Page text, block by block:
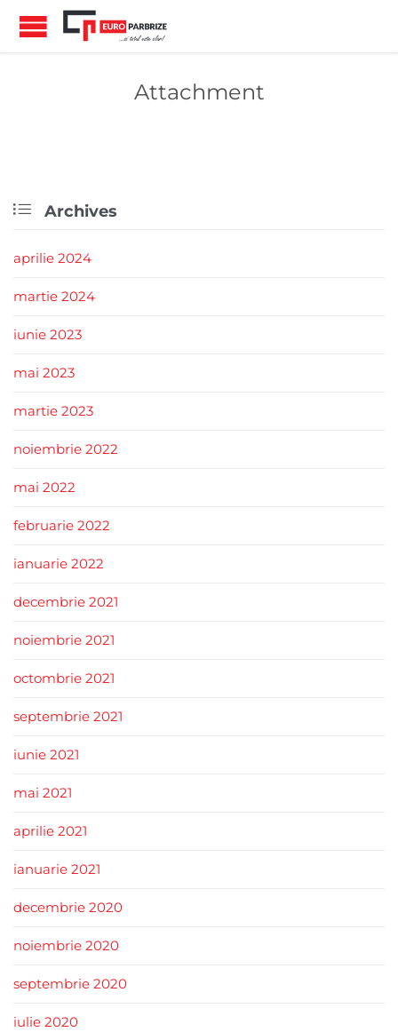
Attachment
 Archives
aprilie 2024
martie 2024
iunie 2023
mai 2023
martie 2023
noiembrie 2022
mai 2022
februarie 2022
ianuarie 2022
decembrie 2021
noiembrie 2021
octombrie 2021
septembrie 2021
iunie 2021
mai 2021
aprilie 2021
ianuarie 2021
decembrie 2020
noiembrie 2020
septembrie 2020
iulie 2020